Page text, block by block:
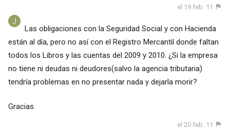
el 19 feb. 11
Las obligaciones con la Seguridad Social y con Hacienda
están al día, pero no así con el Registro Mercantil donde faltan
todos los Libros y las cuentas del 2009 y 2010. ¿Si la empresa
no tiene ni deudas ni deudores(salvo la agencia tributaria)
tendría problemas en no presentar nada y dejarla morir?
Gracias
el 20 feb. 11